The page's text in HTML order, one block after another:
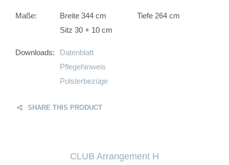
Maße: Breite 344 cm
Tiefe 264 cm
Sitz 30 + 10 cm
Downloads:
Datenblatt
Pflegehinweis
Polsterbezüge
SHARE THIS PRODUCT
CLUB Arrangement H